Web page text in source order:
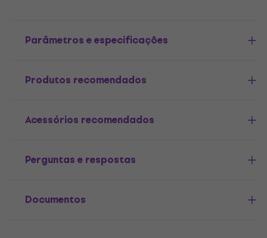
Parâmetros e especificações
Produtos recomendados
Acessórios recomendados
Perguntas e respostas
Documentos